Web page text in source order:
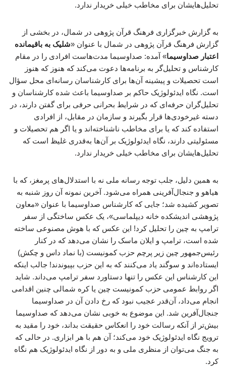
تحلیل‌هایشان برای مخاطب خیلی خریدار ندارد.
به گزارش خبرگزاری فرهنگ قرآن پژوهی در شمال، در بخشی از
گزارش فرهنگ قرآن پژوهی در شمال با عنوان «شلیک به باقیمانده
اعتبار صداوسیما» آمده: صداوسیما مدت‌هاست افرادی را در مقام
کارشناس و تحلیل‌گر به برنامه‌ها دعوت می‌کند که هنوز که هنوز
است تحصیلات و پیشینه آن‌ها برای کارشناسان رسانه‌ای محل سؤال
است. نگاه ایدئولوژیک حاکم بر صداوسیما باعث شده کارشناسان و
تحلیل‌گران حرفه‌ای که در شرایط بحرانی حرفی برای گفتن دارند، در
دسته غیرخودی‌ها قرار بگیرند و سازمان در مقابل، از افرادی
استفاده کند که یا برای مخاطب ناشناخته‌اند و یا اگر هم تحصیلات و
مسئولیتی دارند، نگاه ایدئولوژیک بر آن‌ها به‌قدری غلیظ است که
تحلیل‌هایشان برای مخاطب خیلی خریدار ندارد.
به همین دلیل، جلب توجه رسانه ملی نه با استدلال‌های پرمغز، که با
هیاهو و جنجال‌آفرینی همراه می‌شود. آخرین نمونه آن روز شنبه به
تصویر کشیده شد؛ جایی که کارشناس صداوسیما با عنوان «معاون
پژوهشی اندیشکده خانه دیپلماسی»، یک عکس ساختگی از سفر
ترامپ به چین را تحلیل کرد! این عکس که با هوش مصنوعی ساخته
شده است، ترامپ و ایلان ماسک را نشان می‌دهد که در کنار
رئیس‌جمهور چین زیر پرچم حزب کمونیست (با نماد داس و چکش)
ایستاده‌اند و سوگند یاد می‌کنند که به این حزب بپیوندند! جالب اینکه
این کارشناس این عکس را تنها دستاورد سفر ترامپ می‌داند. شاید
اگر روابط عمومی حزب کمونیست چین یا کره شمالی چنین اقدامی
انجام می‌داد، آن‌قدر عجیب نبود که رخ دادن آن در صداوسیما
جنجال‌آفرین شد. این موضوع به خوبی نشان می‌دهد که صداوسیما
بیش‌تر از آنکه رسالت خود را انعکاس حقیقت بداند، خود را مقید به
ترویج نگاه ایدئولوژیک خود می‌کند؛ آن‌ هم با هر ابزاری. در حالی که
به جنگ می‌توان از منظری ملی و به دور از نگاه ایدئولوژیک هم نگاه
کرد.